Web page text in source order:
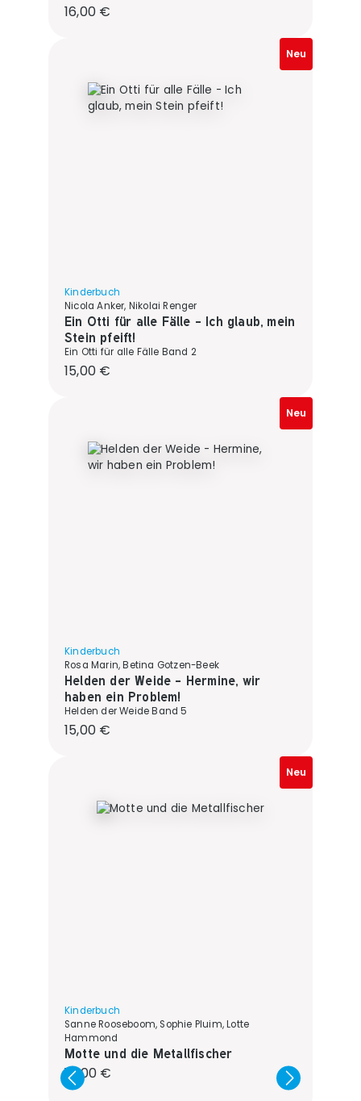
Regulärer Preis:
16,00 €
Neu
Kinderbuch
Nicola Anker, Nikolai Renger
Ein Otti für alle Fälle - Ich glaub, mein
Stein pfeift!
Ein Otti für alle Fälle Band 2
Regulärer Preis:
15,00 €
Neu
Kinderbuch
Rosa Marin, Betina Gotzen-Beek
Helden der Weide - Hermine, wir
haben ein Problem!
Helden der Weide Band 5
Regulärer Preis:
15,00 €
Neu
Kinderbuch
Sanne Rooseboom, Sophie Pluim, Lotte
Hammond
Motte und die Metallfischer
Regulärer Preis:
14,00 €